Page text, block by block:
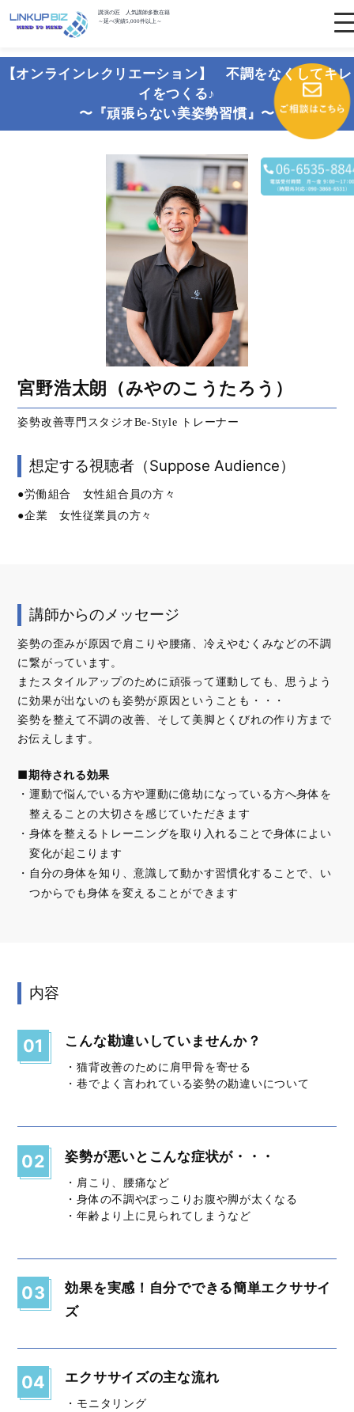
講演の匠 人気講師多数在籍
～延べ実績5,000件以上～
【オンラインレクリエーション】 不調をなくしてキレ
イをつくる♪
〜『頑張らない美姿勢習慣』〜
宮野浩太朗（みやのこうたろう）
姿勢改善専門スタジオBe-Style トレーナー
想定する視聴者（Suppose Audience）
●労働組合 女性組合員の方々
●企業 女性従業員の方々
講師からのメッセージ
姿勢の歪みが原因で肩こりや腰痛、冷えやむくみなどの不調
に繋がっています。
またスタイルアップのために頑張って運動しても、思うよう
に効果が出ないのも姿勢が原因ということも・・・
姿勢を整えて不調の改善、そして美脚とくびれの作り方まで
お伝えします。
■期待される効果
運動で悩んでいる方や運動に億劫になっている方へ身体を
整えることの大切さを感じていただきます
身体を整えるトレーニングを取り入れることで身体によい
変化が起こります
自分の身体を知り、意識して動かす習慣化することで、い
つからでも身体を変えることができます
内容
01 こんな勘違いしていませんか？
・猫背改善のために肩甲骨を寄せる
・巷でよく言われている姿勢の勘違いについて
02 姿勢が悪いとこんな症状が・・・
・肩こり、腰痛など
・身体の不調やぽっこりお腹や脚が太くなる
・年齢より上に見られてしまうなど
03
効果を実感！自分でできる簡単エクササイ
ズ
04 エクササイズの主な流れ
・モニタリング